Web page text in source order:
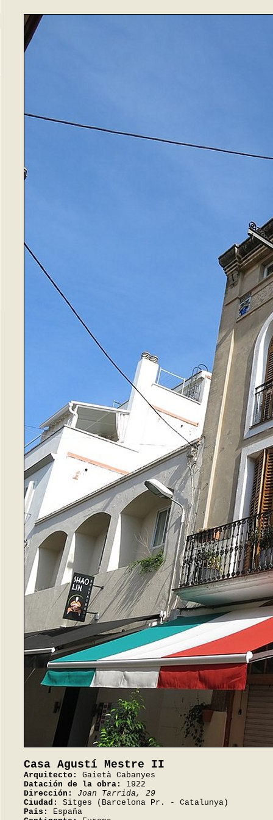
Casa Agustí Mestre II
Arquitecto:
Gaietà Cabanyes
Datación de la obra:
1922
Dirección:
Joan Tarrida, 29
Ciudad:
Sitges (Barcelona Pr. - Catalunya)
País:
España